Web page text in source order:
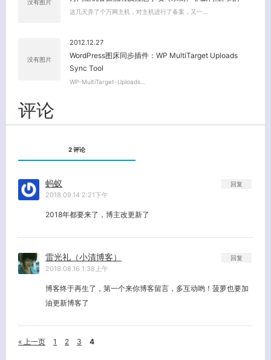
没有图片
这几天弄了个万网主机，对主机进行了备案，又一…
没有图片
2012.12.27
WordPress图床同步插件：WP MultiTarget Uploads
Sync Tool
WP-MultiTarget-Uploads…
评论
2 评论
蚂蚁
2018.09.14 2:21下午
2018年都要来了，博主改更新了
回复
雷光礼（小清博客）
2018.08.16 1:38上午
博客终于再生了，第一个来你博客留言，多互动哟！菠萝也要加
油更新博客了
回复
« 上一页 1 2 3 4